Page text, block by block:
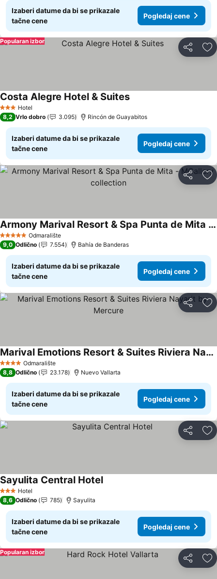
Izaberi datume da bi se prikazale
tačne cene
Pogledaj cene
Deli
Popularan izbor
3 Zvezdice
Hotel
Costa Alegre Hotel & SuitesPogledaj cene
8,2 Vrlo dobro 3.095 Rincón de Guayabitos
Izaberi datume da bi se prikazale
tačne cene
Pogledaj cene
Deli
5 ZvezdiceOdmaralište
Armony Marival Resort & Spa Punta de Mita - MGallery collection
Pogledaj cene
9,0 Odlično 7.554 Bahía de Banderas
Izaberi datume da bi se prikazale
tačne cene
Pogledaj cene
Deli
4 ZvezdiceOdmaralište
Marival Emotions Resort & Suites Riviera Nayarit by Mercure
Pogledaj cene
8,8 Odlično 23.178 Nuevo Vallarta
Izaberi datume da bi se prikazale
tačne cene
Pogledaj cene
Deli
3 Zvezdice
Hotel
Sayulita Central HotelPogledaj cene
8,6 Odlično 785 Sayulita
Izaberi datume da bi se prikazale
tačne cene
Pogledaj cene
Deli
Popularan izbor